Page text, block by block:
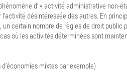
d’ « activité administrative non-
désintéressée des autres. En
certain nombre de règles de droit public
où les activités déterminées sont
mixtes par exemple)